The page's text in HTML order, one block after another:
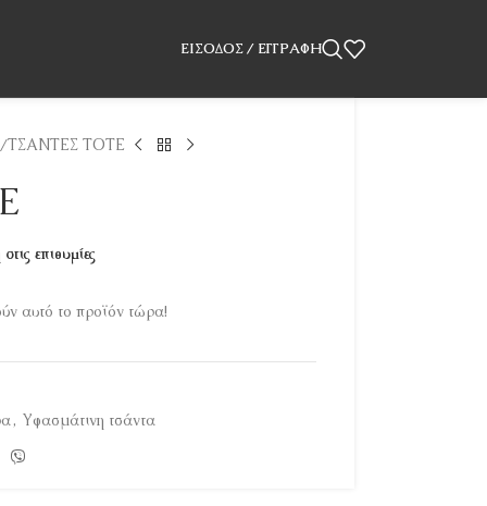
ΕΊΣΟΔΟΣ / ΕΓΓΡΑΦΉ
ΤΣΑΝΤΕΣ ΤΟΤΕ
επιθυμίες
αυτό το προϊόν τώρα!
, Υφασμάτινη τσάντα